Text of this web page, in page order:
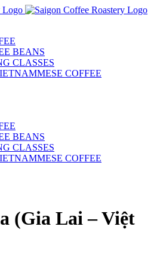
BEANS
CLASSES
COFFEE
BEANS
CLASSES
COFFEE
(Gia Lai – Việt